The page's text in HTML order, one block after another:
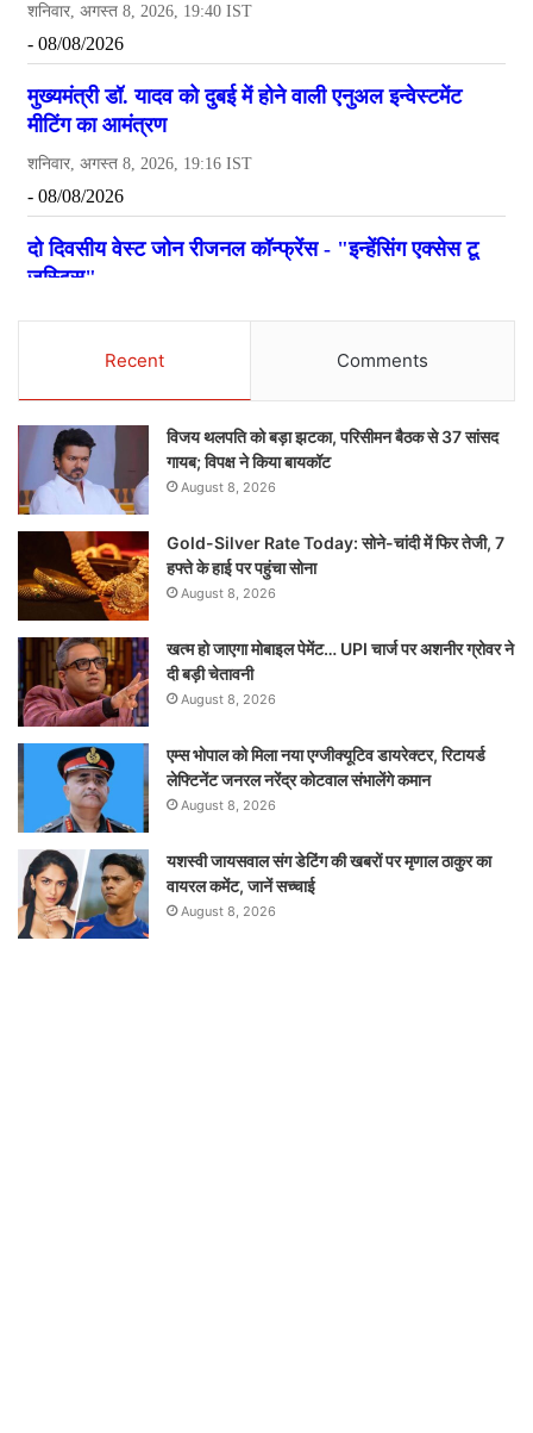
Recent Comments
विजय थलपति को बड़ा झटका, परिसीमन बैठक से 37 सांसद
गायब; विपक्ष ने किया बायकॉट
August 8, 2026
Gold-Silver Rate Today: सोने-चांदी में फिर तेजी, 7
हफ्ते के हाई पर पहुंचा सोना
August 8, 2026
खत्म हो जाएगा मोबाइल पेमेंट… UPI चार्ज पर अशनीर ग्रोवर ने
दी बड़ी चेतावनी
August 8, 2026
एम्स भोपाल को मिला नया एग्जीक्यूटिव डायरेक्टर, रिटायर्ड
लेफ्टिनेंट जनरल नरेंद्र कोटवाल संभालेंगे कमान
August 8, 2026
यशस्वी जायसवाल संग डेटिंग की खबरों पर मृणाल ठाकुर का
वायरल कमेंट, जानें सच्चाई
August 8, 2026